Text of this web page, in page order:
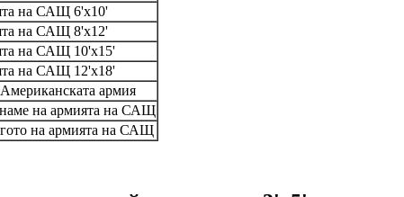
на САЩ 6'x10'
на САЩ 8'x12'
на САЩ 10'x15'
на САЩ 12'x18'
армия
на армията на САЩ
на армията на САЩ